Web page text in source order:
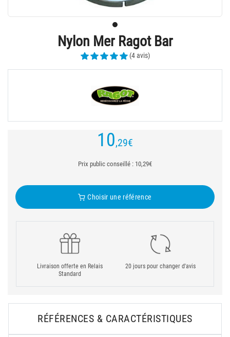
Nylon Mer Ragot Bar
(4 avis)
10,29€
Prix public conseillé : 10,29€
Choisir une référence
Livraison offerte en Relais
Standard
20 jours pour changer d'avis
RÉFÉRENCES & CARACTÉRISTIQUES